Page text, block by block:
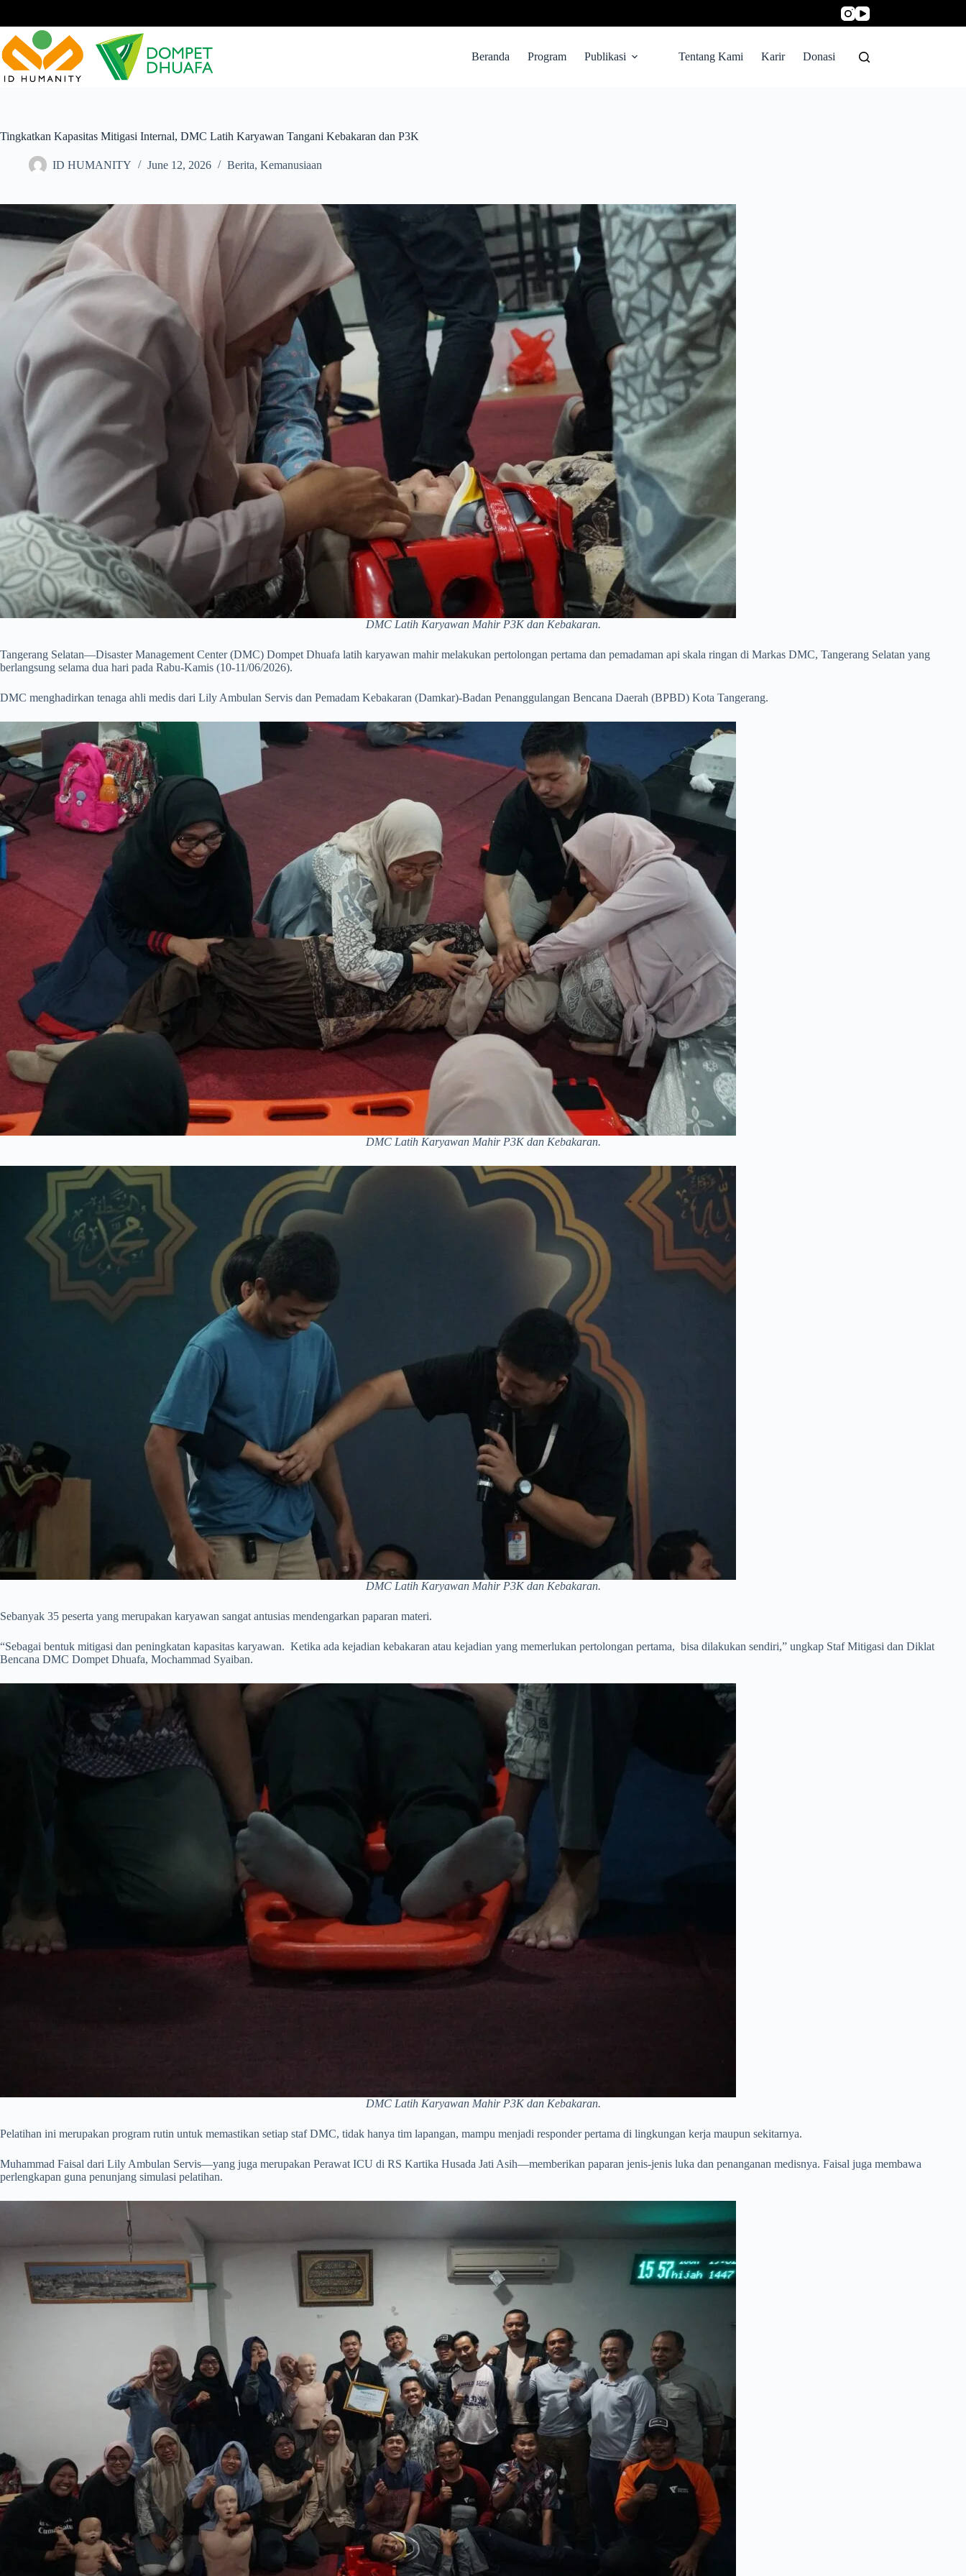
Beranda Program Publikasi Tentang Kami Karir Donasi
Tingkatkan Kapasitas Mitigasi Internal, DMC Latih Karyawan Tangani Kebakaran dan P3K
ID HUMANITY June 12, 2026 Berita, Kemanusiaan
DMC Latih Karyawan Mahir P3K dan Kebakaran.
Tangerang Selatan—Disaster Management Center (DMC) Dompet Dhuafa latih karyawan mahir melakukan pertolongan pertama dan pemadaman api skala ringan di Markas DMC, Tangerang Selatan yang
berlangsung selama dua hari pada Rabu-Kamis (10-11/06/2026).
DMC menghadirkan tenaga ahli medis dari Lily Ambulan Servis dan Pemadam Kebakaran (Damkar)-Badan Penanggulangan Bencana Daerah (BPBD) Kota Tangerang.
DMC Latih Karyawan Mahir P3K dan Kebakaran.
DMC Latih Karyawan Mahir P3K dan Kebakaran.
Sebanyak 35 peserta yang merupakan karyawan sangat antusias mendengarkan paparan materi.
“Sebagai bentuk mitigasi dan peningkatan kapasitas karyawan. Ketika ada kejadian kebakaran atau kejadian yang memerlukan pertolongan pertama, bisa dilakukan sendiri,” ungkap Staf Mitigasi dan Diklat
Bencana DMC Dompet Dhuafa, Mochammad Syaiban.
DMC Latih Karyawan Mahir P3K dan Kebakaran.
Pelatihan ini merupakan program rutin untuk memastikan setiap staf DMC, tidak hanya tim lapangan, mampu menjadi responder pertama di lingkungan kerja maupun sekitarnya.
Muhammad Faisal dari Lily Ambulan Servis—yang juga merupakan Perawat ICU di RS Kartika Husada Jati Asih—memberikan paparan jenis-jenis luka dan penanganan medisnya. Faisal juga membawa
perlengkapan guna penunjang simulasi pelatihan.